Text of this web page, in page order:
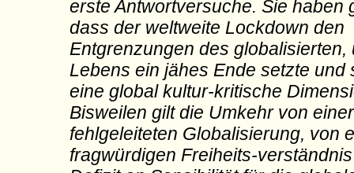
erste Antwortversuche. Sie haben
dass der weltweite Lockdown den
Entgrenzungen des globalisierten,
Lebens ein jähes Ende setzte und
eine global kultur-kritische
Bisweilen gilt die Umkehr von einer
fehlgeleiteten Globalisierung, von
fragwürdigen Freiheits-